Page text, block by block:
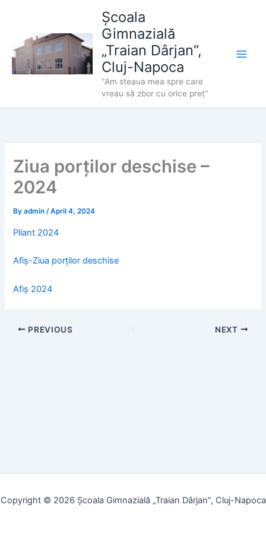
content
Școala
Gimnazială
„Traian Dârjan”,
Cluj-Napoca
"Am steaua mea spre care
vreau să zbor cu orice preț"
Ziua porților deschise –
2024
Byadmin/April 4, 2024
Pliant 2024
Afiș-Ziua porților deschise
Afiș 2024
PREVIOUS NEXT
Copyright © 2026 Școala Gimnazială „Traian Dârjan”, Cluj-Napoca